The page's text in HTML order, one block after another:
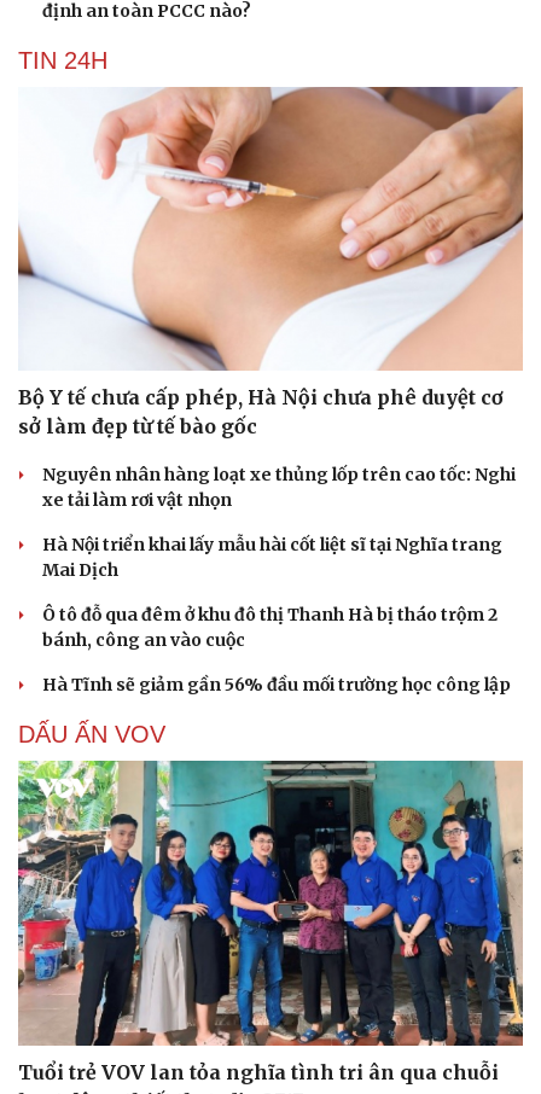
định an toàn PCCC nào?
TIN 24H
Bộ Y tế chưa cấp phép, Hà Nội chưa phê duyệt cơ
sở làm đẹp từ tế bào gốc
Nguyên nhân hàng loạt xe thủng lốp trên cao tốc: Nghi
xe tải làm rơi vật nhọn
Hà Nội triển khai lấy mẫu hài cốt liệt sĩ tại Nghĩa trang
Mai Dịch
Ô tô đỗ qua đêm ở khu đô thị Thanh Hà bị tháo trộm 2
bánh, công an vào cuộc
Hà Tĩnh sẽ giảm gần 56% đầu mối trường học công lập
DẤU ẤN VOV
Tuổi trẻ VOV lan tỏa nghĩa tình tri ân qua chuỗi